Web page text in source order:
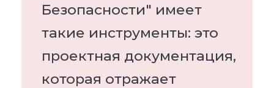
Безопасности" имеет
такие инструменты: это
проектная документация,
которая отражает